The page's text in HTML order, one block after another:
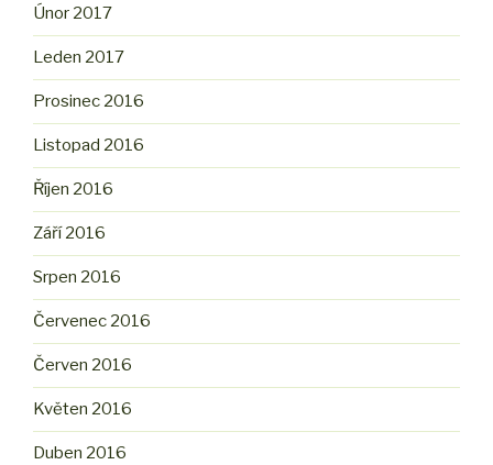
Únor 2017
Leden 2017
Prosinec 2016
Listopad 2016
Říjen 2016
Září 2016
Srpen 2016
Červenec 2016
Červen 2016
Květen 2016
Duben 2016